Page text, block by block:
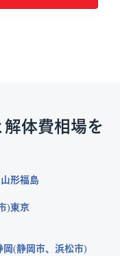
体費相場を
山形福島
東京
岡 静岡市
浜松市